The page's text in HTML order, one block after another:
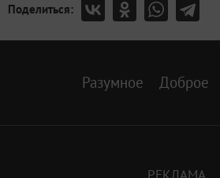
Поделиться:
Разумное Доброе